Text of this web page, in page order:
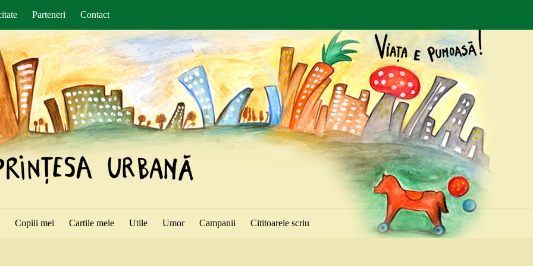
Parteneri Contact
Copiii mei Cartile mele Utile Umor Campanii Cititoarele scriu